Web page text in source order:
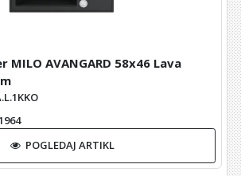
MILO AVANGARD 58x46 Lava
POGLEDAJ ARTIKL